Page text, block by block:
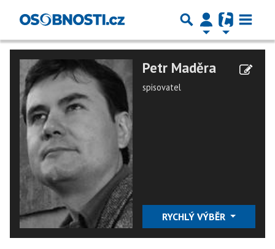
Petr Maděra
spisovatel
RYCHLÝ VÝBĚR